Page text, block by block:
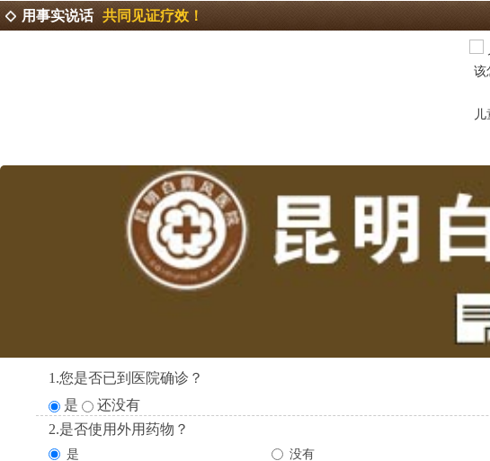
用事实说话 共同见证疗效！
1.您是否已到医院确诊？
是
还没有
2.是否使用外用药物？
是 没有